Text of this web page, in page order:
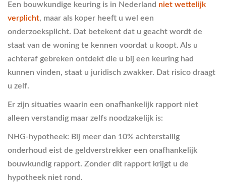
Een bouwkundige keuring is in Nederland niet wettelijk
verplicht, maar als koper heeft u wel een
onderzoeksplicht. Dat betekent dat u geacht wordt de
staat van de woning te kennen voordat u koopt. Als u
achteraf gebreken ontdekt die u bij een keuring had
kunnen vinden, staat u juridisch zwakker. Dat risico draagt
u zelf.
Er zijn situaties waarin een onafhankelijk rapport niet
alleen verstandig maar zelfs noodzakelijk is:
NHG-hypotheek: Bij meer dan 10% achterstallig
onderhoud eist de geldverstrekker een onafhankelijk
bouwkundig rapport. Zonder dit rapport krijgt u de
hypotheek niet rond.